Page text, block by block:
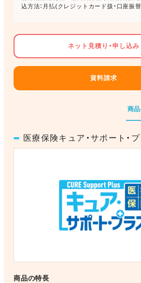
込方法：月払(クレジットカード扱・口座振
ネット見積り・申し込み
資料請求
商
医療保険キュア・サポート・プ
商品の特長